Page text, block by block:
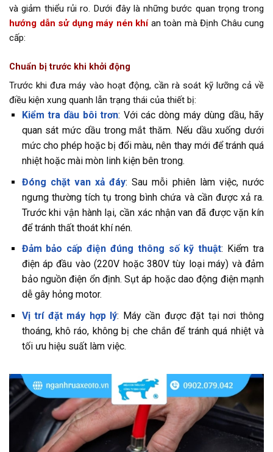
và giảm thiểu rủi ro. Dưới đây là những bước quan trọng trong
hướng dẫn sử dụng máy nén khían toàn mà Định Châu cung
cấp:
Chuẩn bị trước khi khởi động
Trước khi đưa máy vào hoạt động, cần rà soát kỹ lưỡng cả về
điều kiện xung quanh lẫn trạng thái của thiết bị:
Kiểm tra dầu bôi trơn: Với các dòng máy dùng dầu, hãy
quan sát mức dầu trong mắt thăm. Nếu dầu xuống dưới
mức cho phép hoặc bị đổi màu, nên thay mới để tránh quá
nhiệt hoặc mài mòn linh kiện bên trong.
Đóng chặt van xả đáy: Sau mỗi phiên làm việc, nước
ngưng thường tích tụ trong bình chứa và cần được xả ra.
Trước khi vận hành lại, cần xác nhận van đã được vặn kín
để tránh thất thoát khí nén.
Đảm bảo cấp điện đúng thông số kỹ thuật: Kiểm tra
điện áp đầu vào (220V hoặc 380V tùy loại máy) và đảm
bảo nguồn điện ổn định. Sụt áp hoặc dao động điện mạnh
dễ gây hỏng motor.
Vị trí đặt máy hợp lý: Máy cần được đặt tại nơi thông
thoáng, khô ráo, không bị che chắn để tránh quá nhiệt và
tối ưu hiệu suất làm việc.